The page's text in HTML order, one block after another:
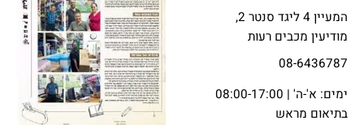
המעיין 4 ליגד סנטר 2,
מודיעין מכבים רעות
08-6436787
ימים: א'-ה' | 08:00-17:00
בתיאום מראש